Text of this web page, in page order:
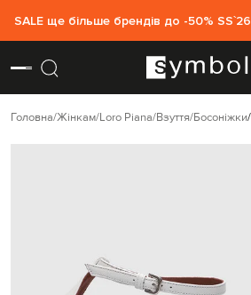
SALE ще більше брендів до -50% SS`26
Головна Жінкам Loro Piana Взуття Босоніжки